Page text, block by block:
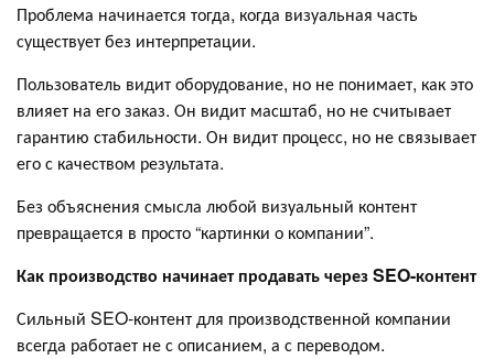
Проблема начинается тогда, когда визуальная часть
существует без интерпретации.
Пользователь видит оборудование, но не понимает, как это
влияет на его заказ. Он видит масштаб, но не считывает
гарантию стабильности. Он видит процесс, но не связывает
его с качеством результата.
Без объяснения смысла любой визуальный контент
превращается в просто “картинки о компании”.
Как производство начинает продавать через SEO-контент
Сильный SEO-контент для производственной компании
всегда работает не с описанием, а с переводом.